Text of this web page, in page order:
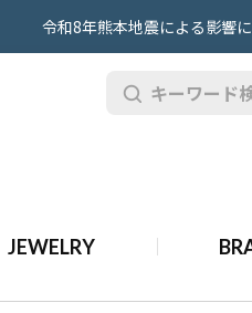
令和8年熊本地震による影響
JEWELRY